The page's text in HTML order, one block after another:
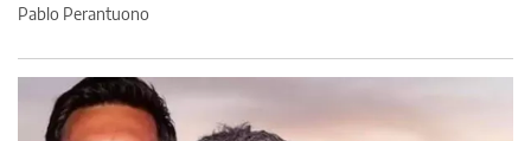
Pablo Perantuono